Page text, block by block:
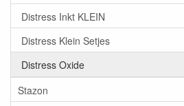
Distress Inkt KLEIN
Distress Klein Setjes
Distress Oxide
Stazon